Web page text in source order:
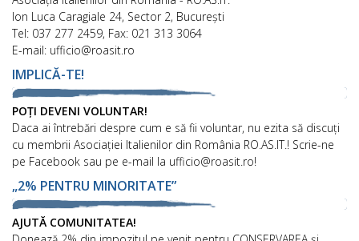
Ion Luca Caragiale 24, Sector 2, București
Tel: 037 277 2459, Fax: 021 313 3064
E-mail: ufficio@roasit.ro
IMPLICĂ-TE!
POȚI DEVENI VOLUNTAR!
Daca ai întrebări despre cum e să fii voluntar, nu ezita să discuți
cu membrii Asociației Italienilor din România RO.AS.IT.! Scrie-ne
pe Facebook sau pe e-mail la ufficio@roasit.ro!
„2% PENTRU MINORITATE”
AJUTĂ COMUNITATEA!